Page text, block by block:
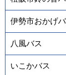
伊勢市おかげ
八風バス
いこかバス